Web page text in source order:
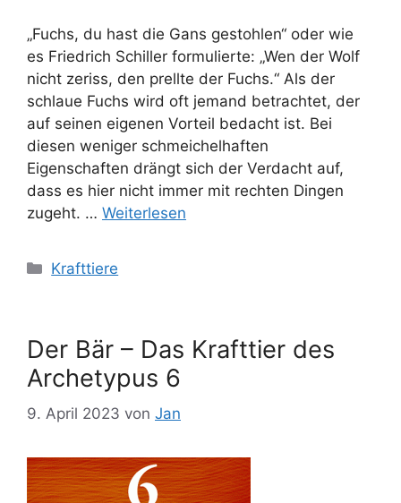
„Fuchs, du hast die Gans gestohlen“ oder wie
es Friedrich Schiller formulierte: „Wen der Wolf
nicht zeriss, den prellte der Fuchs.“ Als der
schlaue Fuchs wird oft jemand betrachtet, der
auf seinen eigenen Vorteil bedacht ist. Bei
diesen weniger schmeichelhaften
Eigenschaften drängt sich der Verdacht auf,
dass es hier nicht immer mit rechten Dingen
zugeht. … Weiterlesen
Kategorien
Krafttiere
Der Bär – Das Krafttier des
Archetypus 6
9. April 2023 von Jan